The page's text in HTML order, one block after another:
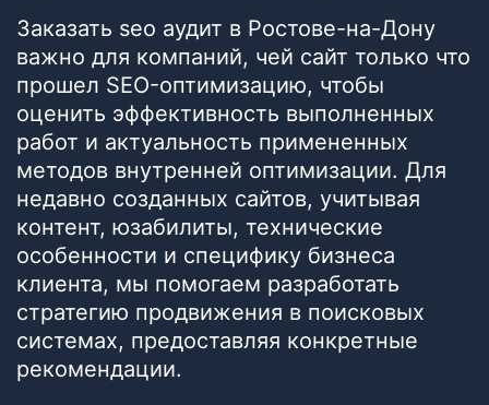
Заказать seo аудит в Ростове-на-Дону
важно для компаний, чей сайт только что
прошел SEO-оптимизацию, чтобы
оценить эффективность выполненных
работ и актуальность примененных
методов внутренней оптимизации. Для
недавно созданных сайтов, учитывая
контент, юзабилиты, технические
особенности и специфику бизнеса
клиента, мы помогаем разработать
стратегию продвижения в поисковых
системах, предоставляя конкретные
рекомендации.